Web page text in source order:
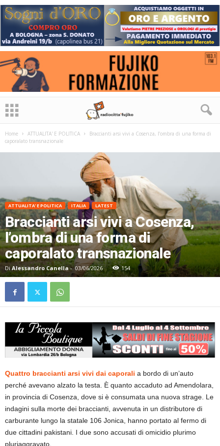
Home ATTUALITA' E POLITICA
Braccianti arsi vivi a Cosenza, l’ombra di una forma di
caporalato transnazionale
ATTUALITA' E POLITICA ITALIA LATEST
Braccianti arsi vivi a Cosenza,
l’ombra di una forma di
caporalato transnazionale
Di Alessandro Canella - 03/06/2026 154
Quattro braccianti arsi vivi dai caporali a bordo di un’auto
perché avevano alzato la testa. È quanto accaduto ad Amendolara,
in provincia di Cosenza, dove si è consumata una nuova strage. Le
indagini sulla morte dei braccianti, avvenuta in un distributore di
carburante lungo la statale 106 Jonica, hanno portato al fermo di
due cittadini pakistani. I due sono accusati di omicidio plurimo
pluriaggravato.